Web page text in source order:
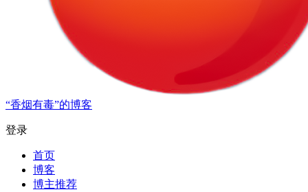
“香烟有毒”的博客
登录
首页
博客
博主推荐